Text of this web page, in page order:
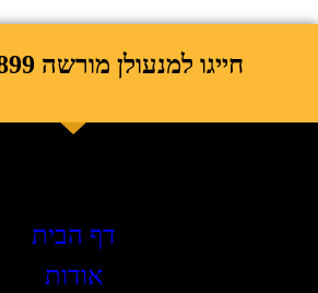
חייגו למנעולן מורשה 0723924899
דף הבית
אודות